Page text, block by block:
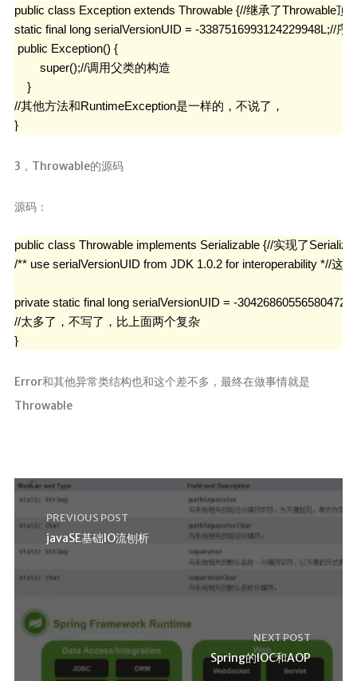
public class Exception extends Throwable {//继承了Throwable顶
static final long serialVersionUID = -3387516993124229948L;//序
public Exception() {
        super();//调用父类的构造
    }
//其他方法和RuntimeException是一样的，不说了，
}
3，Throwable的源码
源码：
public class Throwable implements Serializable {//实现了
/** use serialVersionUID from JDK 1.0.2 for interoperability *//这
private static final long serialVersionUID = -
//太多了，不写了，比上面两个复杂
}
Error和其他异常类结构也和这个差不多，最终在做事情就是
Throwable
PREVIOUS POST
javaSE基础IO流刨析
NEXT POST
Spring的IOC和AOP